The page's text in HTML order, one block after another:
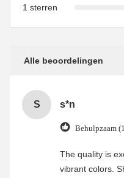
1 sterren
Alle beoordelingen
S s*n
Behulpzaam
The quality is
vibrant colors.